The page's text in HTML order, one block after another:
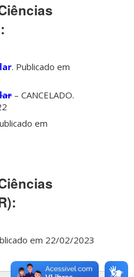
. Publicado em
– CANCELADO.
em
em 22/02/2023